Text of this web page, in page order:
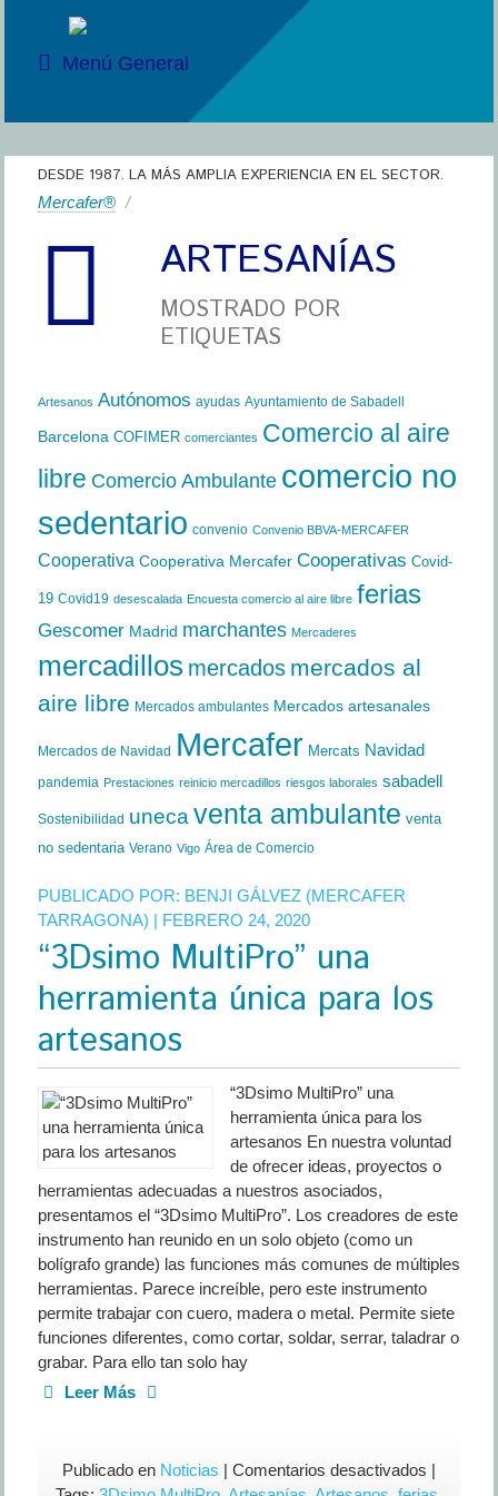
Menú General
DESDE 1987. LA MÁS AMPLIA EXPERIENCIA EN EL SECTOR.
Mercafer® /
ARTESANÍAS
MOSTRADO POR
ETIQUETAS
Artesanos Autónomos ayudas Ayuntamiento de Sabadell
Barcelona COFIMER comerciantes Comercio al aire
libre Comercio Ambulante comercio no
sedentario convenio Convenio BBVA-MERCAFER
Cooperativa Cooperativa Mercafer Cooperativas Covid-
19 Covid19 desescalada Encuesta comercio al aire libre ferias
Gescomer Madrid marchantes Mercaderes
mercadillos mercados mercados al
aire libre Mercados ambulantes Mercados artesanales
Mercados de Navidad Mercafer Mercats Navidad
pandemia Prestaciones reinicio mercadillos riesgos laborales sabadell
Sostenibilidad uneca venta ambulante venta
no sedentaria Verano Vigo Área de Comercio
PUBLICADO POR: BENJI GÁLVEZ (MERCAFER
TARRAGONA) | FEBRERO 24, 2020
“3Dsimo MultiPro” una
herramienta única para los
artesanos
“3Dsimo MultiPro” una
herramienta única para los
artesanos En nuestra voluntad
de ofrecer ideas, proyectos o
herramientas adecuadas a nuestros asociados,
presentamos el “3Dsimo MultiPro”. Los creadores de este
instrumento han reunido en un solo objeto (como un
bolígrafo grande) las funciones más comunes de múltiples
herramientas. Parece increíble, pero este instrumento
permite trabajar con cuero, madera o metal. Permite siete
funciones diferentes, como cortar, soldar, serrar, taladrar o
grabar. Para ello tan solo hay
Leer Más
Publicado en Noticias | Comentarios desactivadosen|